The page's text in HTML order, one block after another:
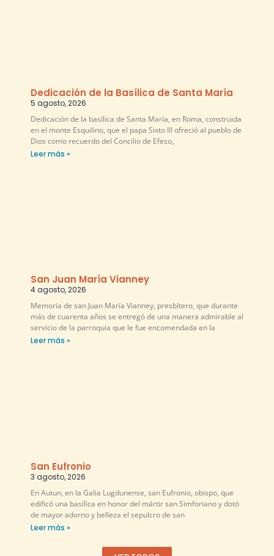
Dedicación de la Basílica de Santa María
5 agosto, 2026
Dedicación de la basílica de Santa María, en Roma, construida
en el monte Esquilino, que el papa Sixto III ofreció al pueblo de
Dios como recuerdo del Concilio de Efeso,
Leer más »
San Juan María Vianney
4 agosto, 2026
Memoria de san Juan María Vianney, presbítero, que durante
más de cuarenta años se entregó de una manera admirable al
servicio de la parroquia que le fue encomendada en la
Leer más »
San Eufronio
3 agosto, 2026
En Autun, en la Galia Lugdunense, san Eufronio, obispo, que
edificó una basílica en honor del mártir san Simforiano y dotó
de mayor adorno y belleza el sepulcro de san
Leer más »